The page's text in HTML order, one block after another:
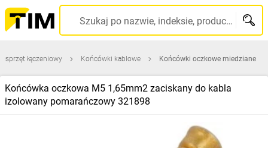
Szukaj po nazwie, indeksie, producencie, kodzie kreskowym...
Osprzęt łączeniowy Końcówki kablowe Końcówki oczkowe miedziane
Końcówka oczkowa M5 1,65mm2 zaciskany do kabla
izolowany pomarańczowy 321898